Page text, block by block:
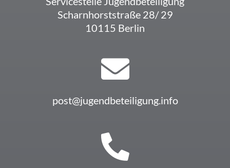
Scharn­horst­straße 28/ 29
10115 Berlin
post@jugendbeteiligung.info